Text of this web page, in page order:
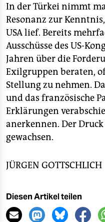
In der Türkei nimmt
Resonanz zur
USA lief. Bereits
Ausschüsse des US-
Jahren über die
Exilgruppen beraten,
Stellung zu nehmen.
und das französische
Erklärungen
anerkennen. Der
gewachsen.
JÜRGEN GOTTSCHLICH
Diesen Artikel teilen